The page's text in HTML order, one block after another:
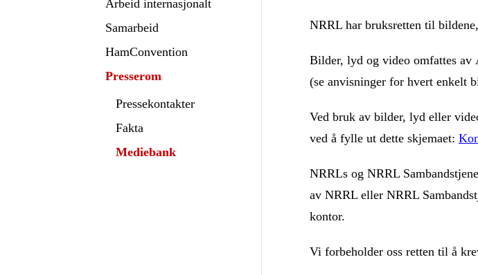
NRRL har bruksretten til
Bilder, lyd og video omfattes
(se anvisninger for hvert enkelt
Ved bruk av bilder, lyd eller
ved å fylle ut dette skjemaet:
NRRLs og NRRL
av NRRL eller NRRL
kontor.
Vi forbeholder oss retten til å
Arbeid internasjonalt
Samarbeid
HamConvention
Presserom
Pressekontakter
Fakta
Mediebank